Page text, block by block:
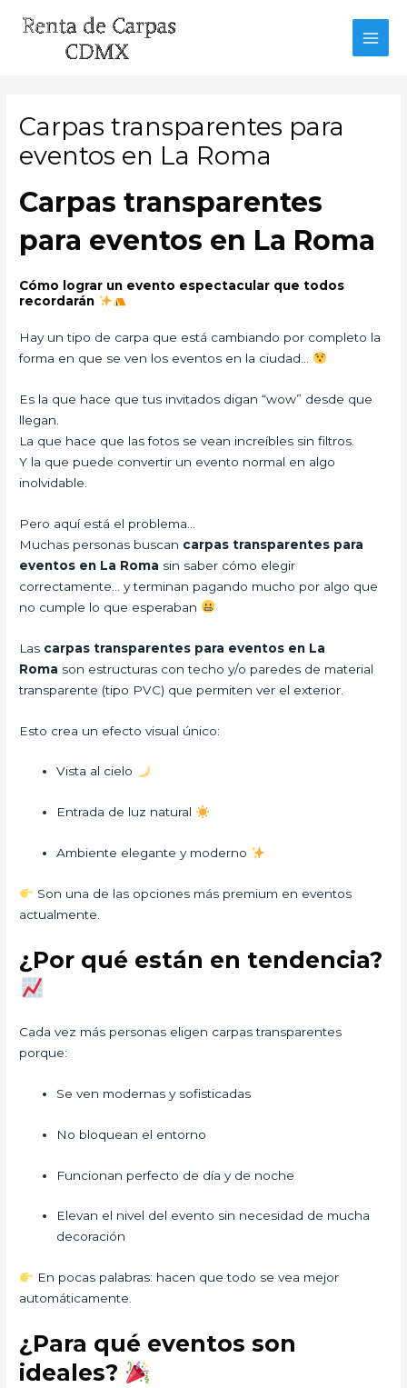
Carpas transparentes para
eventos en La Roma
Carpas transparentes
para eventos en La Roma
Cómo lograr un evento espectacular que todos
recordarán
Hay un tipo de carpa que está cambiando por completo la
forma en que se ven los eventos en la ciudad…
Es la que hace que tus invitados digan “wow” desde que
llegan.
La que hace que las fotos se vean increíbles sin filtros.
Y la que puede convertir un evento normal en algo
inolvidable.
Pero aquí está el problema…
Muchas personas buscan carpas transparentes para
eventos en La Roma sin saber cómo elegir
correctamente… y terminan pagando mucho por algo que
no cumple lo que esperaban
Las carpas transparentes para eventos en La
Roma son estructuras con techo y/o paredes de material
transparente (tipo PVC) que permiten ver el exterior.
Esto crea un efecto visual único:
Vista al cielo
Entrada de luz natural
Ambiente elegante y moderno
Son una de las opciones más premium en eventos
actualmente.
¿Por qué están en tendencia?
Cada vez más personas eligen carpas transparentes
porque:
Se ven modernas y sofisticadas
No bloquean el entorno
Funcionan perfecto de día y de noche
Elevan el nivel del evento sin necesidad de mucha
decoración
En pocas palabras: hacen que todo se vea mejor
automáticamente.
¿Para qué eventos son
ideales?